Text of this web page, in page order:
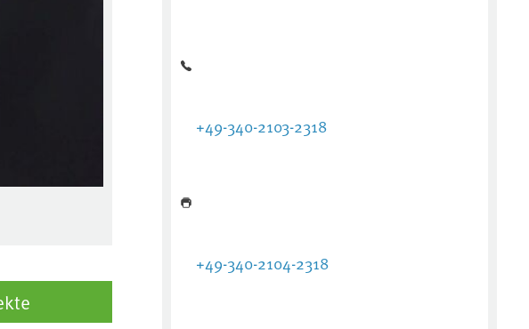
+49-340-2103-2318
+49-340-2104-2318